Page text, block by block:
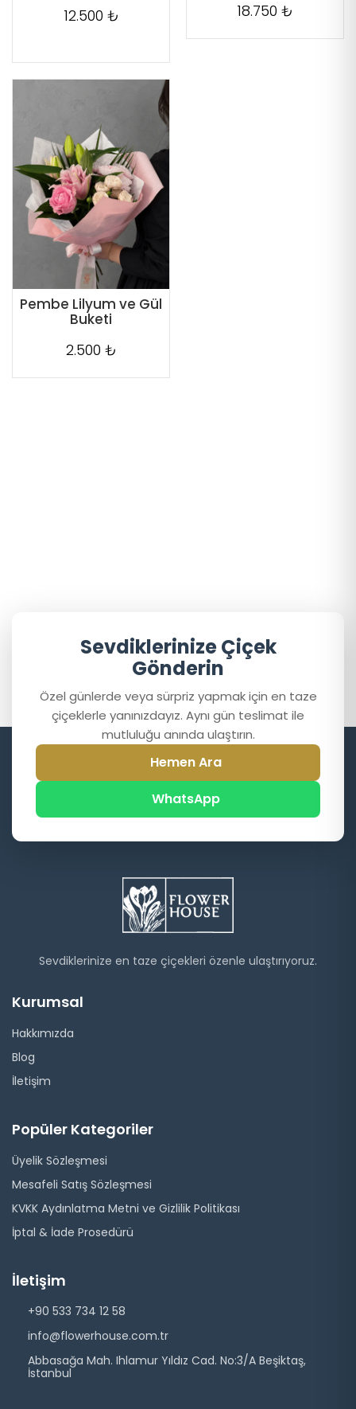
12.500 ₺ 18.750 ₺
Pembe Lilyum ve Gül
Buketi
2.500 ₺
Sevdiklerinize Çiçek
Gönderin
Özel günlerde veya sürpriz yapmak için en taze
çiçeklerle yanınızdayız. Aynı gün teslimat ile
mutluluğu anında ulaştırın.
Hemen Ara
WhatsApp
Sevdiklerinize en taze çiçekleri özenle ulaştırıyoruz.
Kurumsal
Hakkımızda
Blog
İletişim
Popüler Kategoriler
Üyelik Sözleşmesi
Mesafeli Satış Sözleşmesi
KVKK Aydınlatma Metni ve Gizlilik Politikası
İptal & İade Prosedürü
İletişim
+90 533 734 12 58
info@flowerhouse.com.tr
Abbasağa Mah. Ihlamur Yıldız Cad. No:3/A Beşiktaş,
İstanbul